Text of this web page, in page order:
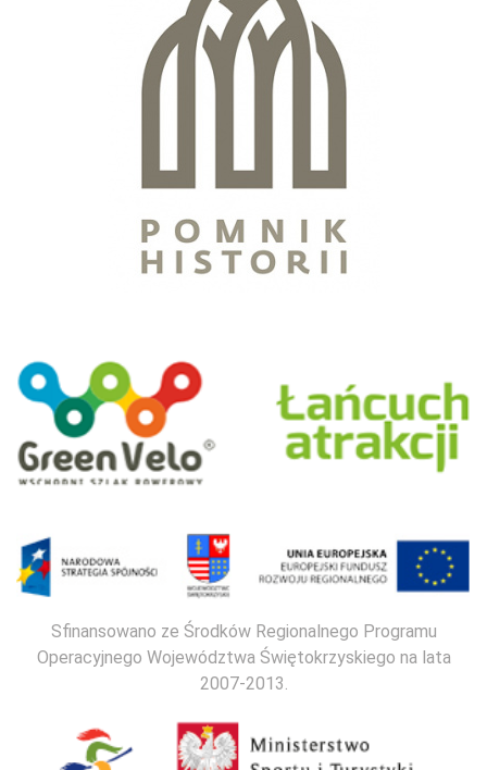
Sfinansowano ze Środków Regionalnego Programu
Operacyjnego Województwa Świętokrzyskiego na lata
2007-2013.